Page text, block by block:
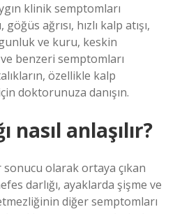
klinik semptomları
ağrısı, hızlı kalp atışı,
ve kuru, keskin
benzeri semptomları
özellikle kalp
doktorunuza danışın.
nasıl anlaşılır?
olarak ortaya çıkan
darlığı, ayaklarda şişme ve
diğer semptomları